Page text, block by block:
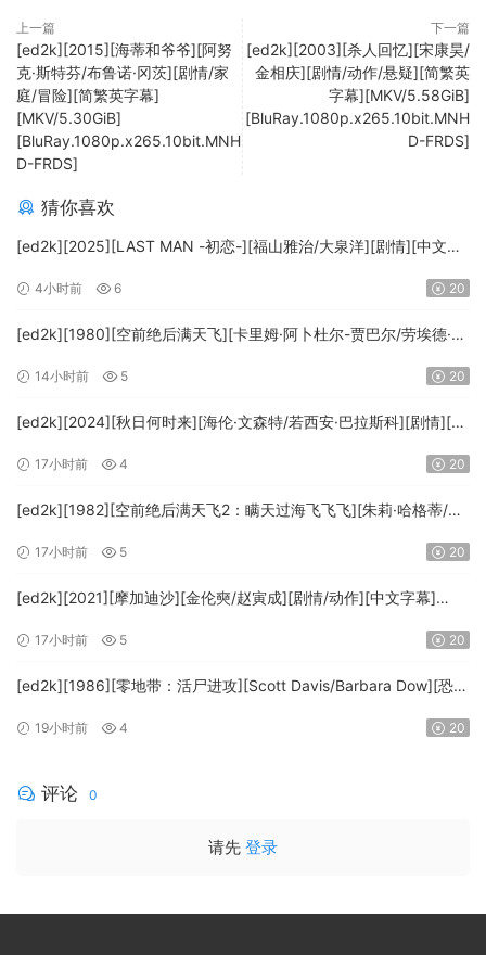
上一篇
[ed2k][2015][海蒂和爷爷][阿努
克·斯特芬/布鲁诺·冈茨][剧情/家
庭/冒险][简繁英字幕]
[MKV/5.30GiB]
[BluRay.1080p.x265.10bit.MNH
D-FRDS]
下一篇
[ed2k][2003][杀人回忆][宋康昊/
金相庆][剧情/动作/悬疑][简繁英
字幕][MKV/5.58GiB]
[BluRay.1080p.x265.10bit.MNH
D-FRDS]
猜你喜欢
[ed2k][2025][LAST MAN -初恋-][福山雅治/大泉洋][剧情][中文字
4小时前 6 20
[ed2k][1980][空前绝后满天飞][卡里姆·阿卜杜尔-贾巴尔/劳埃德·布
HD.MA5.1.x265.10bit-BeiTai]
14小时前 5 20
[ed2k][2024][秋日何时来][海伦·文森特/若西安·巴拉斯科][剧情][中
FRDS]
17小时前 4 20
[ed2k][1982][空前绝后满天飞2：瞒天过海飞飞飞][朱莉·哈格蒂/罗
[1080p.BluRay.x264.DTS-WiKi]
17小时前 5 20
[ed2k][2021][摩加迪沙][金伦奭/赵寅成][剧情/动作][中文字幕]
17小时前 5 20
[ed2k][1986][零地带：活尸进攻][Scott Davis/Barbara Dow][恐
MTeam]
19小时前 4 20
评论 0
请先 登录